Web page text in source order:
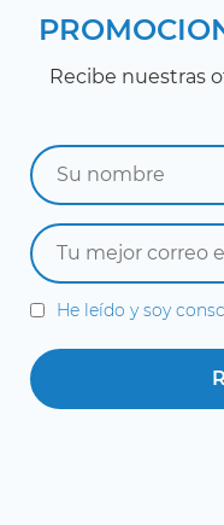
Recibe nuestras
He leído y soy